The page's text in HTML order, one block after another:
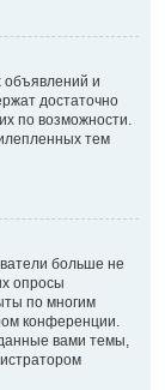
и
достаточно
по возможности.
тем
больше не
опросы
по многим
конференции.
вами темы,